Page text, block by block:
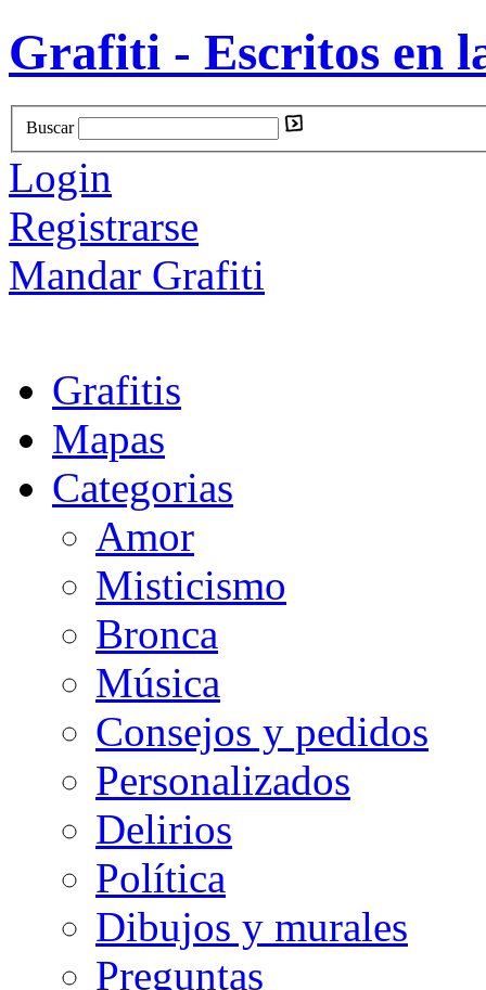
Grafiti - Escritos en
Buscar
Login
Registrarse
Mandar Grafiti
Grafitis
Mapas
Categorias
Amor
Misticismo
Bronca
Música
Consejos y pedidos
Personalizados
Delirios
Política
Dibujos y murales
Preguntas